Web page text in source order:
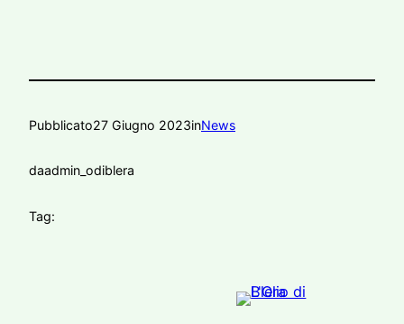
Pubblicato27 Giugno 2023inNews
daadmin_odiblera
Tag: